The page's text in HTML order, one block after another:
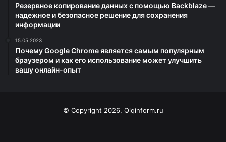
Резервное копирование данных с помощью Backblaze —
надежное и безопасное решение для сохранения
информации
15.05.2023
Почему Google Chrome является самым популярным
браузером и как его использование может улучшить
вашу онлайн-опыт
© Copyright 2026, Qiqinform.ru